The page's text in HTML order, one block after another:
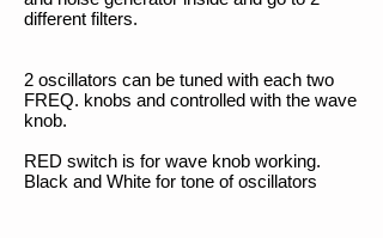
different filters.
2 oscillators can be tuned with each two
FREQ. knobs and controlled with the wave
knob.
RED switch is for wave knob working.
Black and White for tone of oscillators